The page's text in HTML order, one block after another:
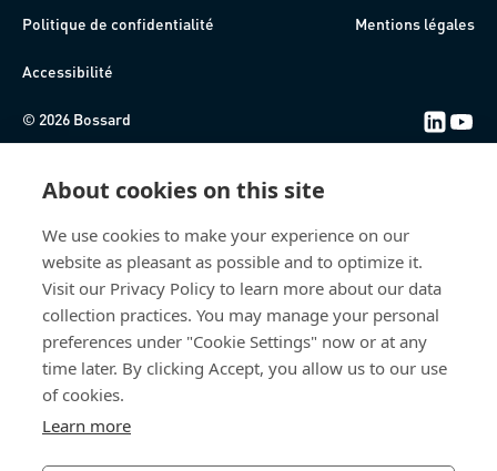
About cookies on this site
We use cookies to make your experience on our
website as pleasant as possible and to optimize it.
Visit our Privacy Policy to learn more about our data
collection practices. You may manage your personal
preferences under "Cookie Settings" now or at any
time later. By clicking Accept, you allow us to our use
of cookies.
Learn more
Politique de confidentialité Mentions légales
Accessibilité
© 2026 Bossard